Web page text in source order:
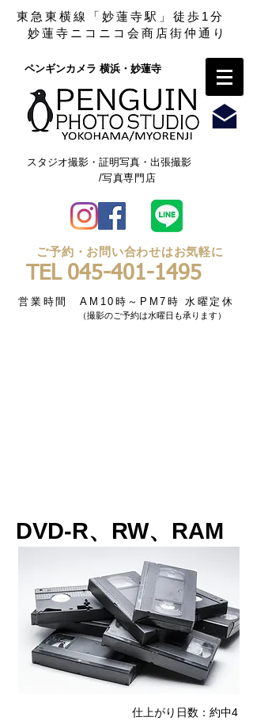
東急東横線「妙蓮寺駅」徒歩1分
妙蓮寺ニコニコ会商店街仲通り
ペンギンカメラ 横浜・妙蓮寺​
スタジオ撮影・証明写真・出張撮影
/写真専門店
ご予約・お問い合わせはお気軽に
TEL 045-401-1495
営業時間 AM10時～PM7時 水曜定休
（撮影のご予約は水曜日も承ります）
DVD-R、RW、RAM
​仕上がり日数：約中4